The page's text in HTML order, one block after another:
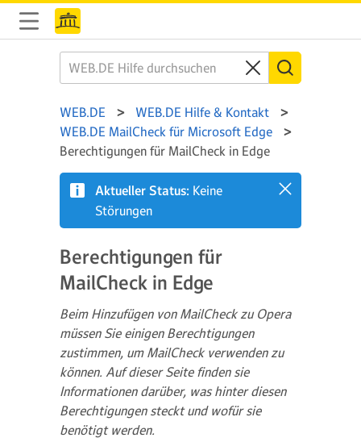
WEB.DE
WEB.DE Hilfe & Kontakt
WEB.DE MailCheck für Microsoft Edge
Berechtigungen für MailCheck in Edge
Aktueller Status: Keine
Störungen
Berechtigungen für
MailCheck in Edge
Beim Hinzufügen von MailCheck zu Opera
müssen Sie einigen Berechtigungen
zustimmen, um MailCheck verwenden zu
können. Auf dieser Seite finden sie
Informationen darüber, was hinter diesen
Berechtigungen steckt und wofür sie
benötigt werden.